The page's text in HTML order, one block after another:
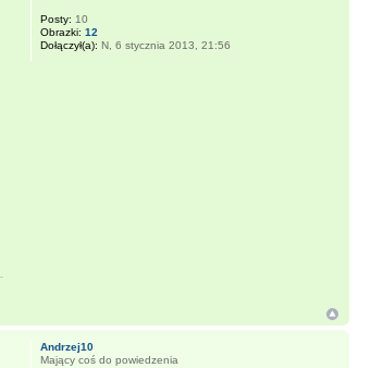
Posty: 10
Obrazki: 12
Dołączył(a): N, 6 stycznia 2013, 21:56
Andrzej10
Mający coś do powiedzenia